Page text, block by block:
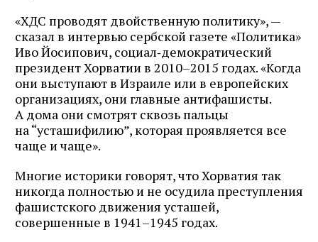
«ХДС проводят двойственную политику», —
сказал в интервью сербской газете «Политика»
Иво Йосипович, социал‑демократический
президент Хорватии в 2010–2015 годах. «Когда
они выступают в Израиле или в европейских
организациях, они главные антифашисты.
А дома они смотрят сквозь пальцы
на “усташифилию”, которая проявляется все
чаще и чаще».
Многие историки говорят, что Хорватия так
никогда полностью и не осудила преступления
фашистского движения усташей,
совершенные в 1941–1945 годах.